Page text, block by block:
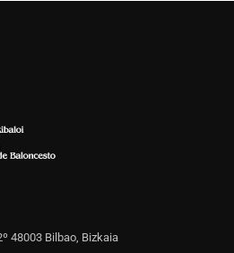
48003 Bilbao, Bizkaia